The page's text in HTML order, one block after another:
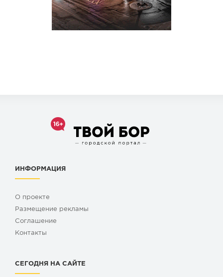
ИНФОРМАЦИЯ
О проекте
Размещение рекламы
Cоглашение
Контакты
СЕГОДНЯ НА САЙТЕ